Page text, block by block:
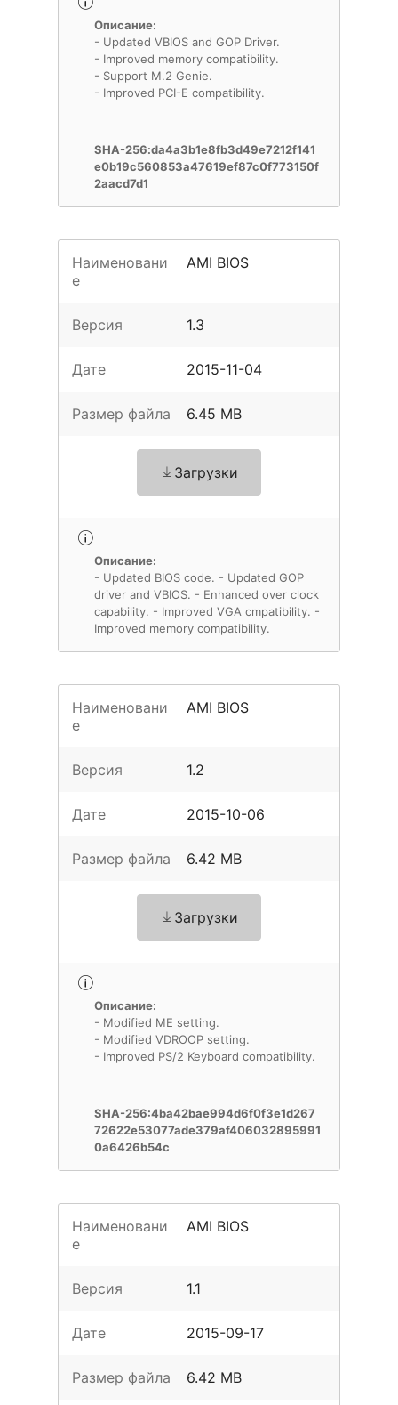
Описание:
- Updated VBIOS and GOP Driver.
- Improved memory compatibility.
- Support M.2 Genie.
- Improved PCI-E compatibility.
SHA-256:da4a3b1e8fb3d49e7212f141
e0b19c560853a47619ef87c0f773150f
2aacd7d1
Наименовани
е
AMI BIOS
Версия 1.3
Дате 2015-11-04
Размер файла 6.45 MB
Загрузки
Описание:
- Updated BIOS code. - Updated GOP
driver and VBIOS. - Enhanced over clock
capability. - Improved VGA cmpatibility. -
Improved memory compatibility.
Наименовани
е
AMI BIOS
Версия 1.2
Дате 2015-10-06
Размер файла 6.42 MB
Загрузки
Описание:
- Modified ME setting.
- Modified VDROOP setting.
- Improved PS/2 Keyboard compatibility.
SHA-256:4ba42bae994d6f0f3e1d267
72622e53077ade379af406032895991
0a6426b54c
Наименовани
е
AMI BIOS
Версия 1.1
Дате 2015-09-17
Размер файла 6.42 MB